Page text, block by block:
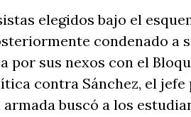
elegidos bajo el
condenado a
por sus nexos con el
contra Sánchez, el
buscó a los